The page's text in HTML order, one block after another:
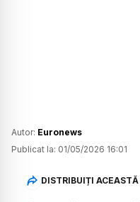
Autor: Euronews
Publicat la: 01/05/2026 16:01
DISTRIBUIȚI ACEASTĂ